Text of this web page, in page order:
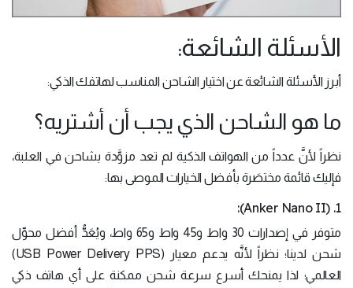
الأسئلة الشائعة:
أبرز الأسئلة الشائعة عن اختيار الشاحن المناسب لهاتفك الذكي:
ما هو الشاحن الذي يجب أن أشتريه؟
نظراً لأنَّ عدداً من الهواتف الذكية لم تعد مزوَّدة بشاحن في العلبة،
فإليك قائمة مختصَرة بأفضل الخيارات الموصى بها:
1. (Anker Nano II):
متوفر في إصدارات 30 واط و45 واط و65 واط، ويُعَدُّ أفضل محوِّل
شحن لدينا؛ نظراً لأنَّه يدعم معيار (USB Power Delivery PPS)
العالمي؛ لذا يمنحك أسرع سرعة شحن ممكنة على أي هاتف ذكي